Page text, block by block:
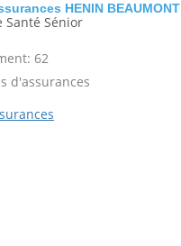
HENIN BEAUMONT
Santé Sénior
62
d'assurances